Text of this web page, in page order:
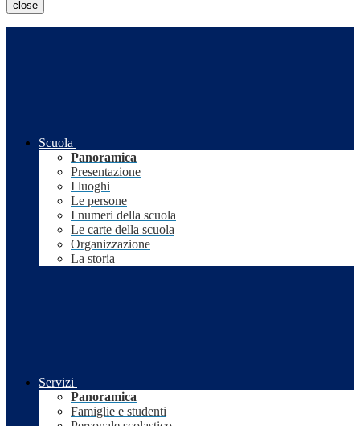
close
Scuola
Panoramica
Presentazione
I luoghi
Le persone
I numeri della scuola
Le carte della scuola
Organizzazione
La storia
Servizi
Panoramica
Famiglie e studenti